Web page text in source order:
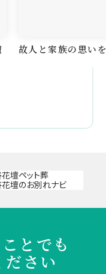
故人と家族の思い
とでも
さい